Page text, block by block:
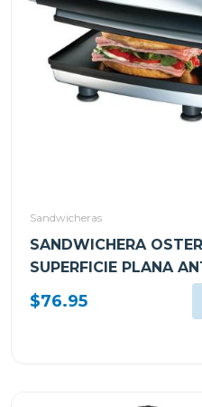
Sandwicheras
SANDWICHERA
SUPERFICIE PLANA
ADHERENTE
$76.95